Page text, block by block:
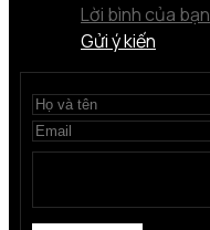
Lời bình của bạn
Gửi ý kiến